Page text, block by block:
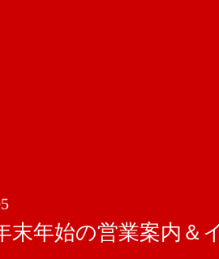
年始の営業案内＆